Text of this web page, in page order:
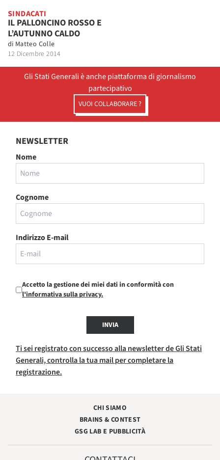
SINDACATI
IL PALLONCINO ROSSO E
L’AUTUNNO CALDO
di Matteo Colle
12 Dicembre 2014
Gli Stati Generali è anche piattaforma di giornalismo
partecipativo
VUOI COLLABORARE ?
NEWSLETTER
Nome
Cognome
Indirizzo E-mail
Accetto la gestione dei miei dati in conformità con
l'informativa sulla privacy.
INVIA
Ti sei registrato con successo alla newsletter de Gli Stati
Generali, controlla la tua mail per completare la
registrazione.
CHI SIAMO
BRAINS & CONTEST
GSG LAB E PUBBLICITÀ